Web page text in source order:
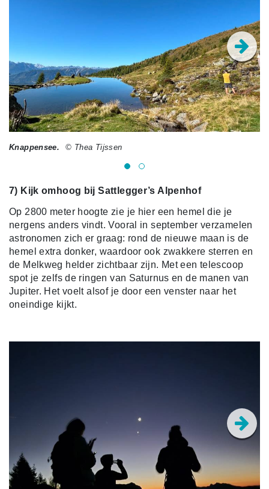
Knappensee. © Thea Tijssen
7) Kijk omhoog bij Sattlegger’s Alpenhof
Op 2800 meter hoogte zie je hier een hemel die je
nergens anders vindt. Vooral in september verzamelen
astronomen zich er graag: rond de nieuwe maan is de
hemel extra donker, waardoor ook zwakkere sterren en
de Melkweg helder zichtbaar zijn. Met een telescoop
spot je zelfs de ringen van Saturnus en de manen van
Jupiter. Het voelt alsof je door een venster naar het
oneindige kijkt.